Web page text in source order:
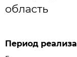
область
Период